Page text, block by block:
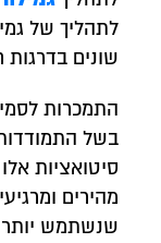
לתהליך של
שונים בדרגות
התמכרות
בשל
סיטואציות
מהירים
שנשתמש יותר